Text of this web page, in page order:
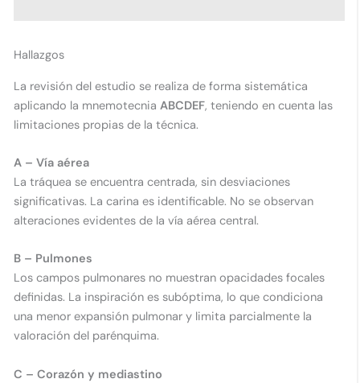
Hallazgos
La revisión del estudio se realiza de forma sistemática
aplicando la mnemotecnia ABCDEF, teniendo en cuenta las
limitaciones propias de la técnica.
A – Vía aérea
La tráquea se encuentra centrada, sin desviaciones
significativas. La carina es identificable. No se observan
alteraciones evidentes de la vía aérea central.
B – Pulmones
Los campos pulmonares no muestran opacidades focales
definidas. La inspiración es subóptima, lo que condiciona
una menor expansión pulmonar y limita parcialmente la
valoración del parénquima.
C – Corazón y mediastino